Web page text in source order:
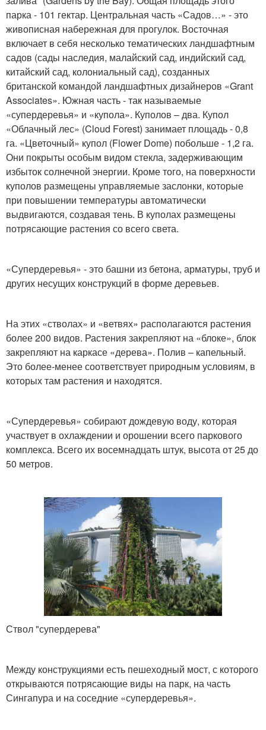
парка - 101 гектар. Центральная часть «Садов…» - это
живописная набережная для прогулок. Восточная
включает в себя несколько тематических ландшафтным
садов (сады наследия, малайский сад, индийский сад,
китайский сад, колониальный сад), созданных
британской командой ландшафтных дизайнеров «Grant
Associates». Южная часть - так называемые
«супердеревья» и «купола». Куполов – два. Купол
«Облачный лес» (Cloud Forest) занимает площадь - 0,8
га. «Цветочный» купол (Flower Dome) побольше - 1,2 га.
Они покрыты особым видом стекла, задерживающим
избыток солнечной энергии. Кроме того, на поверхности
куполов размещены управляемые заслонки, которые
при повышении температуры автоматически
выдвигаются, создавая тень. В куполах размещены
потрясающие растения со всего света.
«Супердеревья» - это башни из бетона, арматуры, труб и
других несущих конструкций в форме деревьев.
На этих «стволах» и «ветвях» располагаются растения
более 200 видов. Растения закрепляют на «блоке», блок
закрепляют на каркасе «дерева». Полив – капельный.
Это более-менее соответствует природным условиям, в
которых там растения и находятся.
«Супердеревья» собирают дождевую воду, которая
участвует в охлаждении и орошении всего паркового
комплекса. Всего их восемнадцать штук, высота от 25 до
50 метров.
Ствол "супердерева"
Между конструкциями есть пешеходный мост, с которого
открываются потрясающие виды на парк, на часть
Сингапура и на соседние «супердеревья».